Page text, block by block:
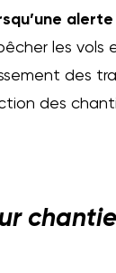
les vols
des
des